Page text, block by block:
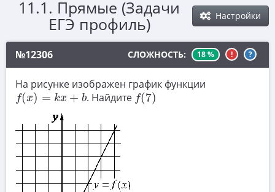
1. Планиметрия
2. Векторы
3. Стереометрия
5. Теория вероятностей
6. Уравнения
7. Нахождение значений выражений
9. Задачи прикладного содержания
Настройки
11.1. Прямые (Задачи
ЕГЭ профиль)
№12306 СЛОЖНОСТЬ: 18 % ! ?
На рисунке изображен график функции
f(x) = kx + b
f(x)=kx+b . Найдите f(7)
f(7)